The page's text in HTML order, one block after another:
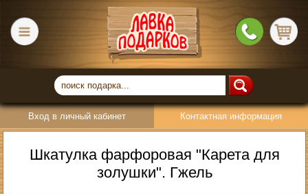
Вход в личный кабинет Контактная информация
Шкатулка фарфоровая "Карета для
золушки". Гжель